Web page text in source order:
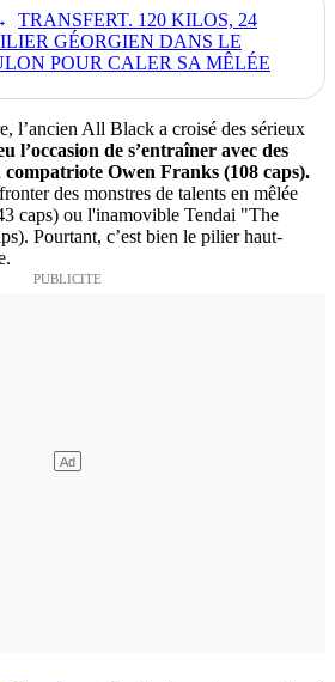
TRANSFERT. 120 KILOS, 24
GÉORGIEN DANS LE
POUR CALER SA MÊLÉE
l’ancien All Black a croisé des sérieux
l’occasion de s’entraîner avec des
compatriote Owen Franks (108 caps).
des monstres de talents en mêlée
caps) ou l'inamovible Tendai "The
Pourtant, c’est bien le pilier haut-